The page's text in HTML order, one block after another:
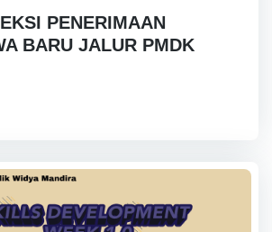
PENERIMAAN
BARU JALUR PMDK